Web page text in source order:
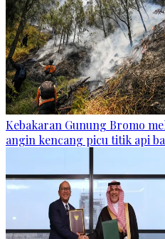
Kebakaran Gunung Bromo
angin kencang picu titik api